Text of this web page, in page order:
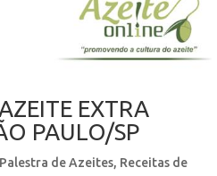
EXTRA
PAULO/SP
Palestra de Azeites, Receitas de